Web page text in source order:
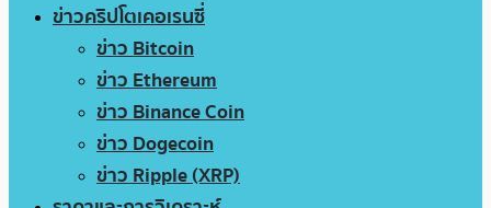
ข่าวคริปโตเคอเรนซี่
ข่าว Bitcoin
ข่าว Ethereum
ข่าว Binance Coin
ข่าว Dogecoin
ข่าว Ripple (XRP)